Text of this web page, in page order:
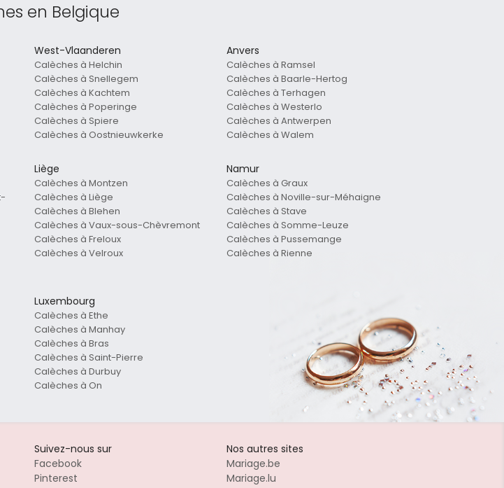
en Belgique
West-Vlaanderen
Calèches à Helchin
Calèches à Snellegem
Calèches à Kachtem
Calèches à Poperinge
Calèches à Spiere
Calèches à Oostnieuwkerke
Anvers
Calèches à Ramsel
Calèches à Baarle-Hertog
Calèches à Terhagen
Calèches à Westerlo
Calèches à Antwerpen
Calèches à Walem
Liège
Calèches à Montzen
Calèches à Liège
Calèches à Blehen
Calèches à Vaux-sous-Chèvremont
Calèches à Freloux
Calèches à Velroux
Namur
Calèches à Graux
Calèches à Noville-sur-Méhaigne
Calèches à Stave
Calèches à Somme-Leuze
Calèches à Pussemange
Calèches à Rienne
Luxembourg
Calèches à Ethe
Calèches à Manhay
Calèches à Bras
Calèches à Saint-Pierre
Calèches à Durbuy
Calèches à On
Suivez-nous sur
Facebook
Pinterest
Nos autres sites
Mariage.be
Mariage.lu